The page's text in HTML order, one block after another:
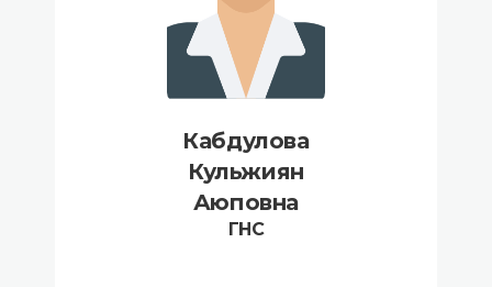
Кабдулова
Кульжиян
Аюповна
ГНС